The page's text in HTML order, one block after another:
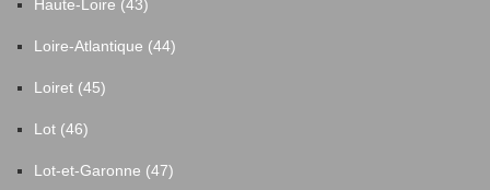
Haute-Loire (43)
Loire-Atlantique (44)
Loiret (45)
Lot (46)
Lot-et-Garonne (47)